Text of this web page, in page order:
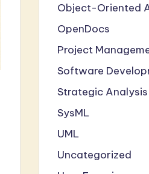
Object-Oriented
OpenDocs
Project
Software
Strategic Analysis
SysML
UML
Uncategorized